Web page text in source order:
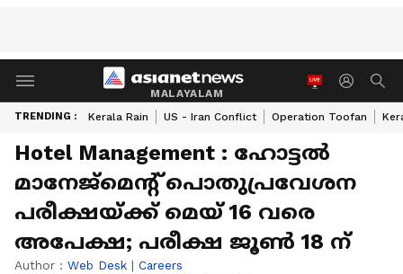
MALAYALAM
TRENDING : Kerala Rain US - Iran Conflict Operation Toofan
Hotel Management : ഹോട്ടൽ
മാനേജ്‌മെന്റ് പൊതുപ്രവേശന
പരീക്ഷയ്ക്ക് മെയ് 16 വരെ
അപേക്ഷ; പരീക്ഷ ജൂൺ 18 ന്
Author : Web Desk | Careers